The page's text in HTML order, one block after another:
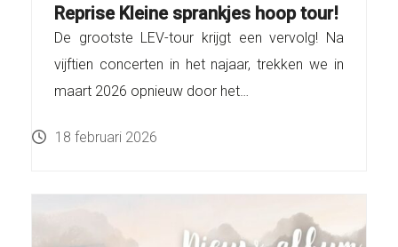
Reprise Kleine sprankjes hoop tour!
De grootste LEV-tour krijgt een vervolg! Na
vijftien concerten in het najaar, trekken we in
maart 2026 opnieuw door het…
18 februari 2026